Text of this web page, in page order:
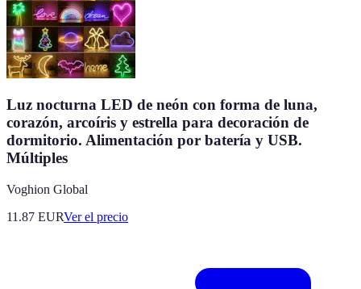
Luz nocturna LED de neón con forma de luna,
corazón, arcoíris y estrella para decoración de
dormitorio. Alimentación por batería y USB.
Múltiples
Voghion Global
11.87 EURVer el precio